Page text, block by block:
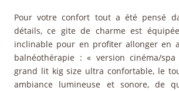
Pour votre confort tout a été pensé
détails, ce gite de charme est
inclinable pour en profiter allonger en
balnéothérapie : « version cinéma/
grand lit kig size ultra confortable, le
ambiance lumineuse et sonore, de